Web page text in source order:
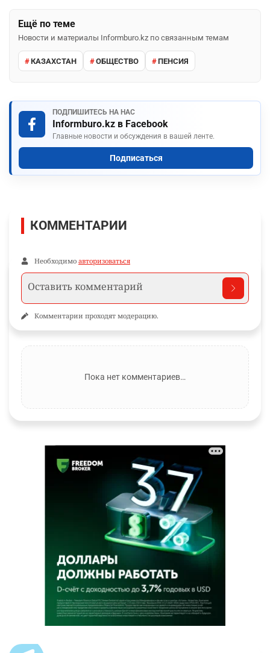
Ещё по теме
Новости и материалы Informburo.kz по связанным темам
КАЗАХСТАН ОБЩЕСТВО ПЕНСИЯ
ПОДПИШИТЕСЬ НА НАС
Informburo.kz в Facebook
Главные новости и обсуждения в вашей ленте.
Подписаться
КОММЕНТАРИИ
Необходимо авторизоваться
Комментарии проходят модерацию.
Пока нет комментариев…